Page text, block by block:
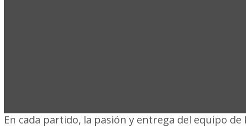
En cada partido, la pasión y entrega del equipo